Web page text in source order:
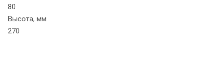
80
Высота, мм
270